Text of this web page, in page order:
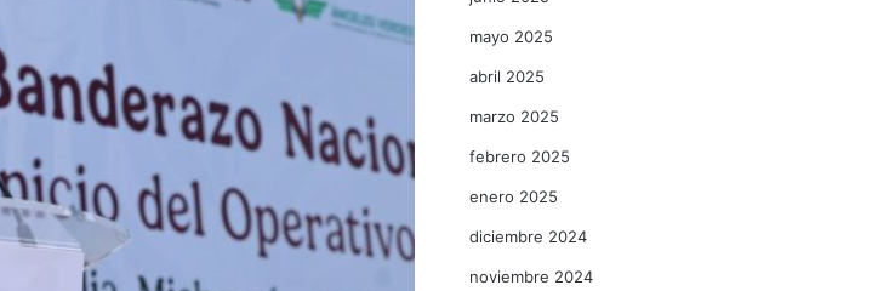
mayo 2025
abril 2025
marzo 2025
febrero 2025
enero 2025
diciembre 2024
noviembre 2024